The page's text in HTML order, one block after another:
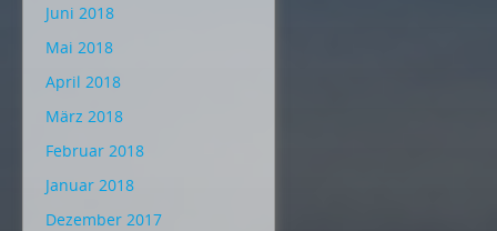
Juni 2018
Mai 2018
April 2018
März 2018
Februar 2018
Januar 2018
Dezember 2017